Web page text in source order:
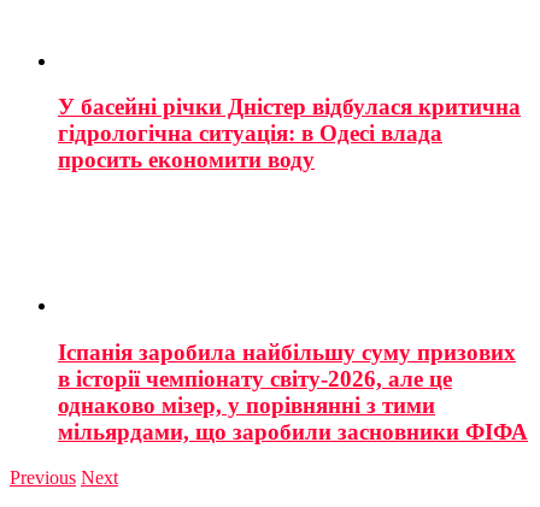
У басейні річки Дністер відбулася критична
гідрологічна ситуація: в Одесі влада
просить економити воду
Іспанія заробила найбільшу суму призових
в історії чемпіонату світу-2026, але це
однаково мізер, у порівнянні з тими
мільярдами, що заробили засновники ФІФА
Previous Next